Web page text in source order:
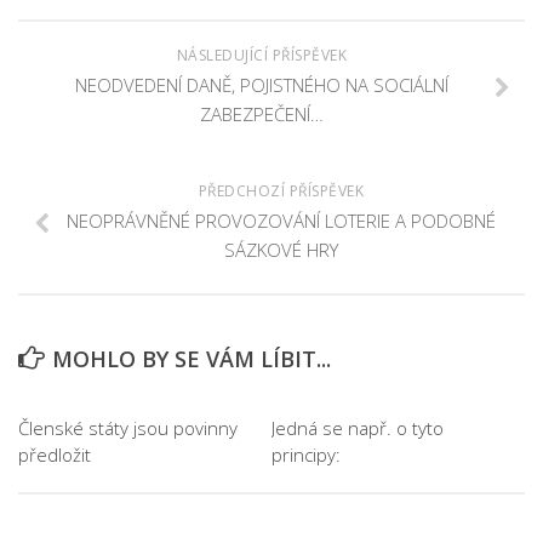
NÁSLEDUJÍCÍ PŘÍSPĚVEK
NEODVEDENÍ DANĚ, POJISTNÉHO NA SOCIÁLNÍ
ZABEZPEČENÍ…
PŘEDCHOZÍ PŘÍSPĚVEK
NEOPRÁVNĚNÉ PROVOZOVÁNÍ LOTERIE A PODOBNÉ
SÁZKOVÉ HRY
MOHLO BY SE VÁM LÍBIT...
Členské státy jsou povinny
předložit
Jedná se např. o tyto
principy: